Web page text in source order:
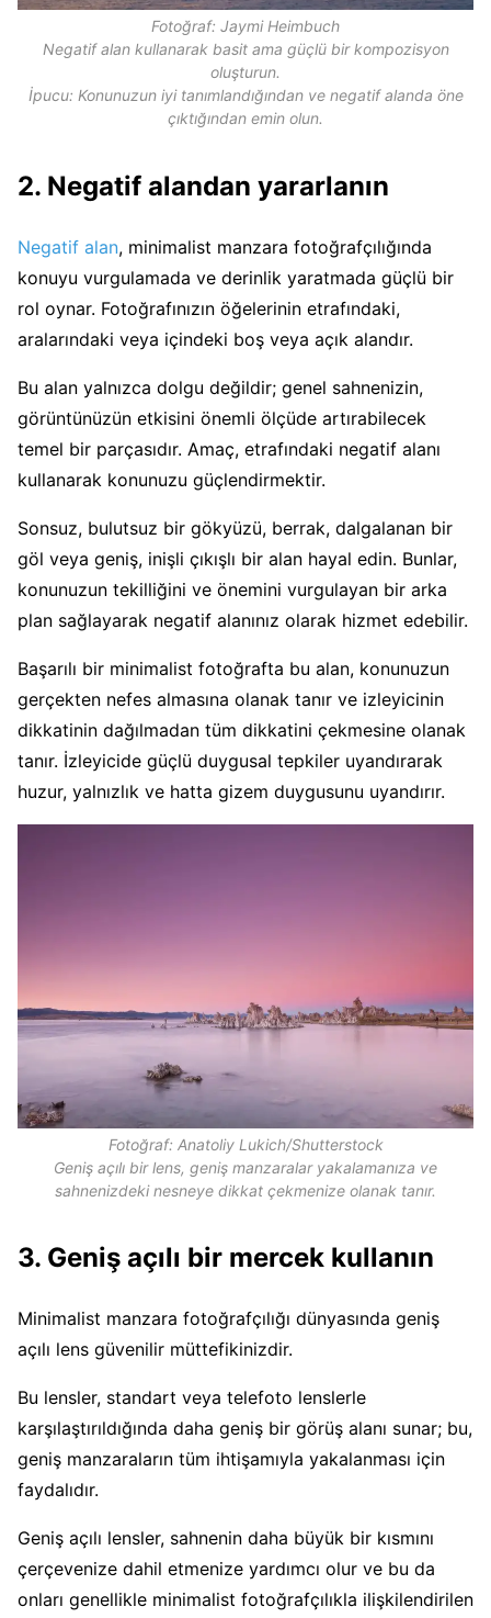
Fotoğraf: Jaymi Heimbuch
Negatif alan kullanarak basit ama güçlü bir kompozisyon
oluşturun.
İpucu: Konunuzun iyi tanımlandığından ve negatif alanda öne
çıktığından emin olun.
2. Negatif alandan yararlanın
Negatif alan, minimalist manzara fotoğrafçılığında
konuyu vurgulamada ve derinlik yaratmada güçlü bir
rol oynar. Fotoğrafınızın öğelerinin etrafındaki,
aralarındaki veya içindeki boş veya açık alandır.
Bu alan yalnızca dolgu değildir; genel sahnenizin,
görüntünüzün etkisini önemli ölçüde artırabilecek
temel bir parçasıdır. Amaç, etrafındaki negatif alanı
kullanarak konunuzu güçlendirmektir.
Sonsuz, bulutsuz bir gökyüzü, berrak, dalgalanan bir
göl veya geniş, inişli çıkışlı bir alan hayal edin. Bunlar,
konunuzun tekilliğini ve önemini vurgulayan bir arka
plan sağlayarak negatif alanınız olarak hizmet edebilir.
Başarılı bir minimalist fotoğrafta bu alan, konunuzun
gerçekten nefes almasına olanak tanır ve izleyicinin
dikkatinin dağılmadan tüm dikkatini çekmesine olanak
tanır. İzleyicide güçlü duygusal tepkiler uyandırarak
huzur, yalnızlık ve hatta gizem duygusunu uyandırır.
Fotoğraf: Anatoliy Lukich/Shutterstock
Geniş açılı bir lens, geniş manzaralar yakalamanıza ve
sahnenizdeki nesneye dikkat çekmenize olanak tanır.
3. Geniş açılı bir mercek kullanın
Minimalist manzara fotoğrafçılığı dünyasında geniş
açılı lens güvenilir müttefikinizdir.
Bu lensler, standart veya telefoto lenslerle
karşılaştırıldığında daha geniş bir görüş alanı sunar; bu,
geniş manzaraların tüm ihtişamıyla yakalanması için
faydalıdır.
Geniş açılı lensler, sahnenin daha büyük bir kısmını
çerçevenize dahil etmenize yardımcı olur ve bu da
onları genellikle minimalist fotoğrafçılıkla ilişkilendirilen